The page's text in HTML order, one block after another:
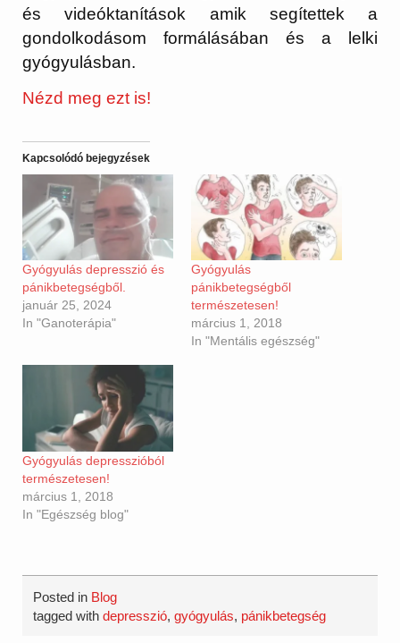
és videóktanítások amik segítettek a
gondolkodásom formálásában és a lelki
gyógyulásban.
Nézd meg ezt is!
Kapcsolódó bejegyzések
Gyógyulás depresszió és
pánikbetegségből.
január 25, 2024
In "Ganoterápia"
Gyógyulás
pánikbetegségből
természetesen!
március 1, 2018
In "Mentális egészség"
Gyógyulás depresszióból
természetesen!
március 1, 2018
In "Egészség blog"
Posted in Blog
tagged withdepresszió,gyógyulás, pánikbetegség